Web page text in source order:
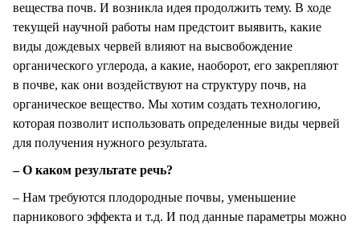
вещества почв. И возникла идея продолжить тему. В ходе
текущей научной работы нам предстоит выявить, какие
виды дождевых червей влияют на высвобождение
органического углерода, а какие, наоборот, его закрепляют
в почве, как они воздействуют на структуру почв, на
органическое вещество. Мы хотим создать технологию,
которая позволит использовать определенные виды червей
для получения нужного результата.
– О каком результате речь?
– Нам требуются плодородные почвы, уменьшение
парникового эффекта и т.д. И под данные параметры можно